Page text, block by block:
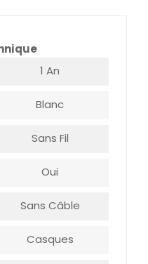
1 An
Blanc
Sans Fil
Oui
Sans Câble
Casques